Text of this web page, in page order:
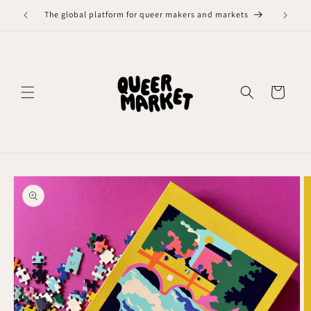
naar deThe global platform for queer makers and markets
Winkelwagen